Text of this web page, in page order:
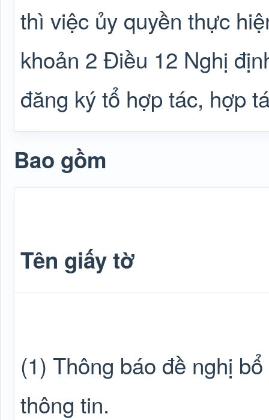
thì việc ủy quyền thực
khoản 2 Điều 12 Nghị
đăng ký tổ hợp tác, hợp
Bao gồm
Tên giấy tờ
(1) Thông báo đề nghị
thông tin.